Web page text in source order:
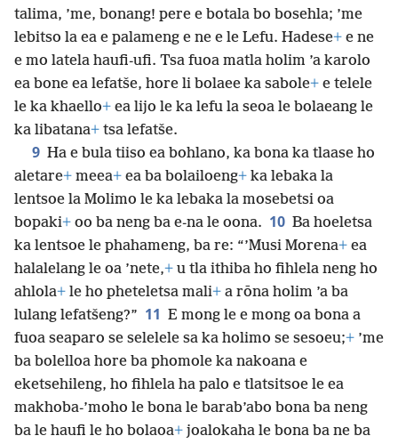
talima, ’me, bonang! pere e botala bo bosehla; ’me
lebitso la ea e palameng e ne e le Lefu. Hadese+ e ne
e mo latela haufi-ufi. Tsa fuoa matla holim ’a karolo
ea bone ea lefatše, hore li bolaee ka sabole+ e telele
le ka khaello+ ea lijo le ka lefu la seoa le bolaeang le
ka libatana+ tsa lefatše.
9 Ha e bula tiiso ea bohlano, ka bona ka tlaase ho
aletare+ meea+ ea ba bolailoeng+ ka lebaka la
lentsoe la Molimo le ka lebaka la mosebetsi oa
bopaki+ oo ba neng ba e-na le oona. 10 Ba hoeletsa
ka lentsoe le phahameng, ba re: “’Musi Morena+ ea
halalelang le oa ’nete,+ u tla ithiba ho fihlela neng ho
ahlola+ le ho pheteletsa mali+ a rōna holim ’a ba
lulang lefatšeng?” 11 E mong le e mong oa bona a
fuoa seaparo se selelele sa ka holimo se sesoeu;+ ’me
ba bolelloa hore ba phomole ka nakoana e
eketsehileng, ho fihlela ha palo e tlatsitsoe le ea
makhoba-’moho le bona le barab’abo bona ba neng
ba le haufi le ho bolaoa+ joalokaha le bona ba ne ba